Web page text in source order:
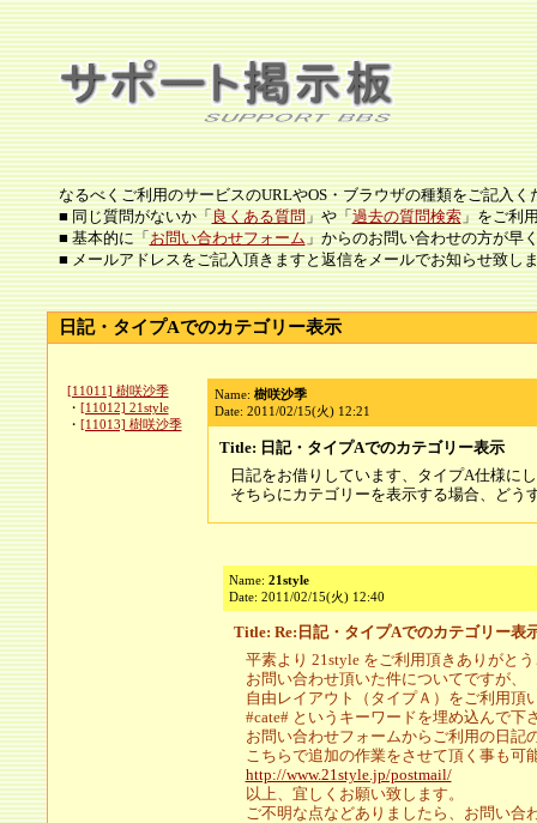
なるべくご利用のサービスのURLやOS・ブラウザの種類をご記入く
■ 同じ質問がないか「良くある質問」や「過去の質問検索」をご利
■ 基本的に「お問い合わせフォーム」からのお問い合わせの方が早
■ メールアドレスをご記入頂きますと返信をメールでお知らせ致し
日記・タイプAでのカテゴリー表示
[11011] 樹咲沙季
・ [11012] 21style
・ [11013] 樹咲沙季
Name: 樹咲沙季
Date: 2011/02/15(火) 12:21
Title: 日記・タイプAでのカテゴリー表示
日記をお借りしています、タイプA仕様に
そちらにカテゴリーを表示する場合、どう
Name: 21style
Date: 2011/02/15(火) 12:40
Title: Re:日記・タイプAでのカテゴリー表
平素より 21style をご利用頂きありがと
お問い合わせ頂いた件についてですが、
自由レイアウト（タイプＡ）をご利用頂
#cate# というキーワードを埋め込んで下
お問い合わせフォームからご利用の日記
こちらで追加の作業をさせて頂く事も可
http://www.21style.jp/postmail/
以上、宜しくお願い致します。
ご不明な点などありましたら、お問い合